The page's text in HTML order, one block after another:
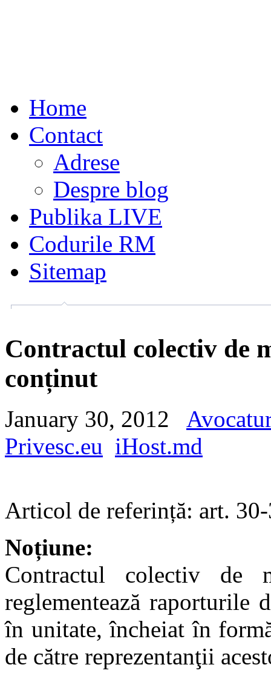
Home
Contact
Adrese
Despre blog
Publika LIVE
Codurile RM
Sitemap
Contractul colectiv de
conținut
January 30, 2012
Privesc.eu iHost.md
Articol de referință: art.
Noțiune:
Contractul colectiv de
reglementează raporturile
în unitate, încheiat în
de către reprezentanţii